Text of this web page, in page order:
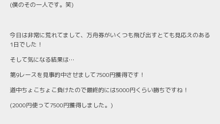
(僕のその一人です。笑)
今日は非常に荒れてまして、万舟券がいくつも飛び出すとても見応えのある
1日でした！
そして気になる結果は…
第9レースを見事的中させまして7500円獲得です！
道中ちょこちょこ負けたので最終的には5000円くらい勝ちですね！
(2000円使って7500円獲得しました。)